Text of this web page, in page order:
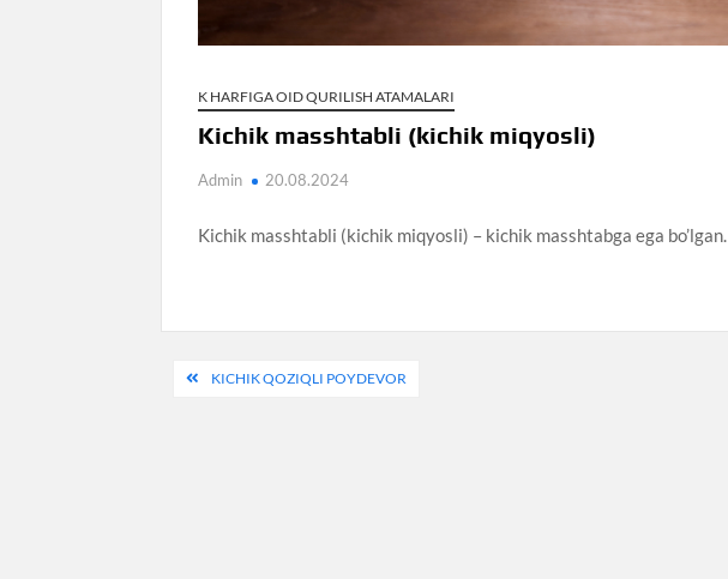
K HARFIGA OID QURILISH ATAMALARI
Kichik masshtabli (kichik miqyosli)
Admin 20.08.2024
Kichik masshtabli (kichik miqyosli) – kichik masshtabga ega bo’lgan.
PostKICHIK QOZIQLI POYDEVOR